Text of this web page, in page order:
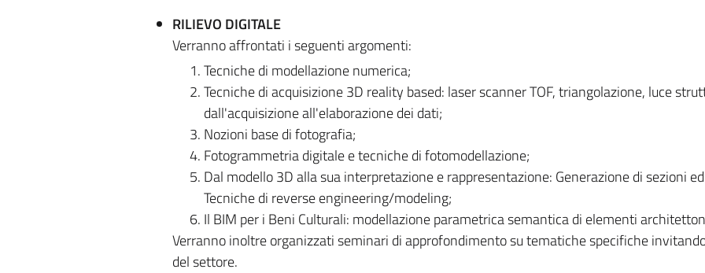
RILIEVO DIGITALE
Verranno affrontati i seguenti argomenti:
Tecniche di modellazione numerica;
Tecniche di acquisizione 3D reality based: laser scanner TOF, triangolazione, luce
dall'acquisizione all'elaborazione dei dati;
Nozioni base di fotografia;
Fotogrammetria digitale e tecniche di fotomodellazione;
Dal modello 3D alla sua interpretazione e rappresentazione: Generazione di sezioni
Tecniche di reverse engineering/modeling;
Il BIM per i Beni Culturali: modellazione parametrica semantica di elementi
Verranno inoltre organizzati seminari di approfondimento su tematiche specifiche
del settore.